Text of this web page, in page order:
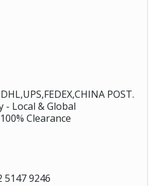
POST.
Local & Global
Clearance
5147 9246